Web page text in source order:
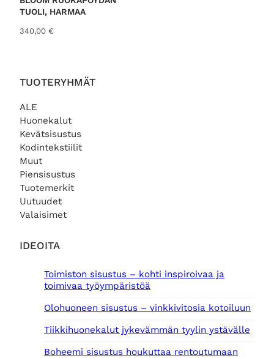
TUOTERYHMÄT
ALE
Huonekalut
Kevätsisustus
Kodintekstiilit
Muut
Piensisustus
Tuotemerkit
Uutuudet
Valaisimet
IDEOITA
Toimiston sisustus – kohti inspiroivaa ja
toimivaa työympäristöä
Olohuoneen sisustus – vinkkivitosia kotoiluun
Tiikkihuonekalut jykevämmän tyylin ystävälle
Boheemi sisustus houkuttaa rentoutumaan
TUOLI, HARMAA
340,00 €